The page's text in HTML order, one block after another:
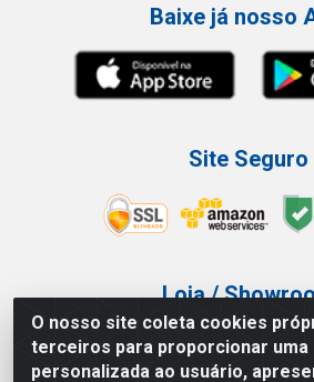
O nosso site coleta cookies
terceiros para proporcionar uma
personalizada ao usuário,
Baixe já nosso
Site Seguro
Loja /
Tel.: (11) 3227-0546
Av Vautier, 587/597 - Pari -